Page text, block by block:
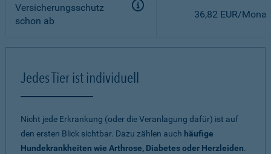
Versicherungsschutz
schon ab
36,82 EUR/Monat
Jedes Tier ist individuell
Nicht jede Erkrankung (oder die Veranlagung dafür) ist auf
den ersten Blick sichtbar. Dazu zählen auch häufige
Hundekrankheiten wie Arthrose, Diabetes oder Herzleiden.